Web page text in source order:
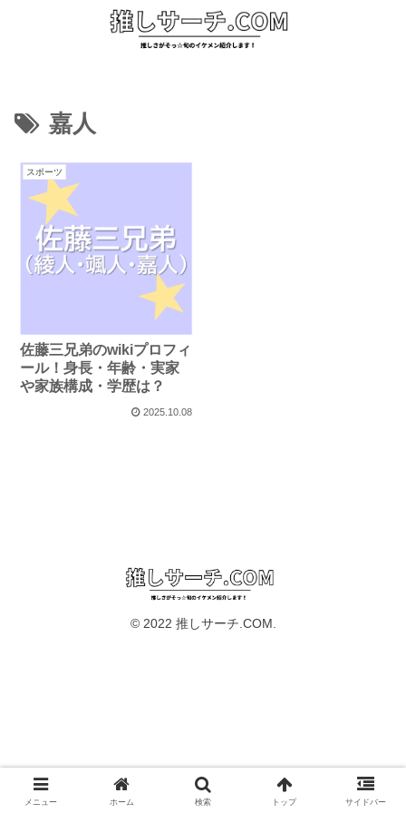
嘉人
スポーツ
佐藤三兄弟のwikiプロフィ
ール！身長・年齢・実家
や家族構成・学歴は？
2025.10.08
© 2022 推しサーチ.COM.
メニュー ホーム 検索 トップ サイドバー